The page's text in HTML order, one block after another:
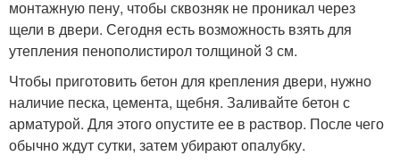
монтажную пену, чтобы сквозняк не проникал через
щели в двери. Сегодня есть возможность взять для
утепления пенополистирол толщиной 3 см.
Чтобы приготовить бетон для крепления двери, нужно
наличие песка, цемента, щебня. Заливайте бетон с
арматурой. Для этого опустите ее в раствор. После чего
обычно ждут сутки, затем убирают опалубку.